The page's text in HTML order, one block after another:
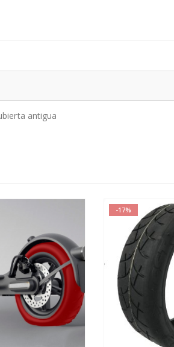
antigua
-17%